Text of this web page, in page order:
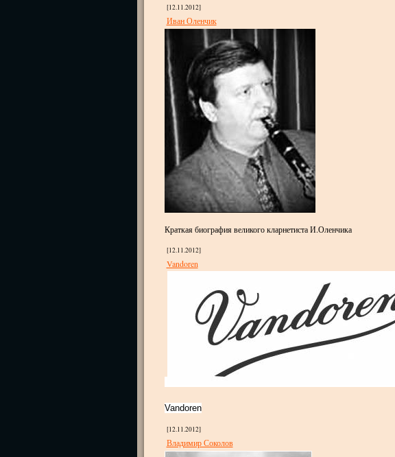
[12.11.2012]
Иван Оленчик
Краткая биография великого кларнетиста И.Оленчика
[12.11.2012]
Vandoren
Vandoren
[12.11.2012]
Владимир Соколов